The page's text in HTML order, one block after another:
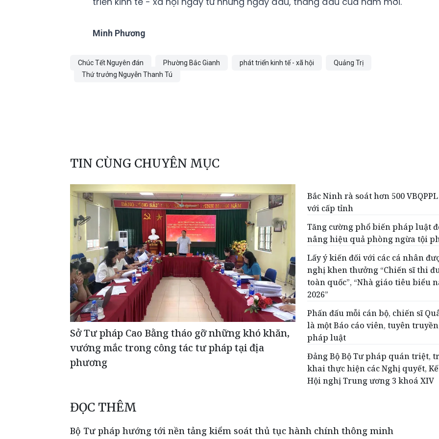
Minh Phương
Chúc Tết Nguyên đán Phường Bắc Gianh phát triển kinh tế - xã hội
Quảng Trị
Thứ trưởng Nguyễn Thanh Tú
TIN CÙNG CHUYÊN MỤC
Sở Tư pháp Cao Bằng tháo gỡ những khó khăn,
vướng mắc trong công tác tư pháp tại địa
phương
Bắc Ninh rà soát hơn 500
với cấp tỉnh
Tăng cường phổ biến pháp luật
nâng hiệu quả phòng ngừa tội
Lấy ý kiến đối với các cá nhân
nghị khen thưởng “Chiến sĩ thi
toàn quốc”, “Nhà giáo tiêu biểu
2026”
Phấn đấu mỗi cán bộ, chiến sĩ
là một Báo cáo viên, tuyên
pháp luật
Đảng Bộ Bộ Tư pháp quán triệt,
khai thực hiện các Nghị quyết,
Hội nghị Trung ương 3 khoá XIV
ĐỌC THÊM
Bộ Tư pháp hướng tới nền tảng kiểm soát thủ tục hành chính thông minh